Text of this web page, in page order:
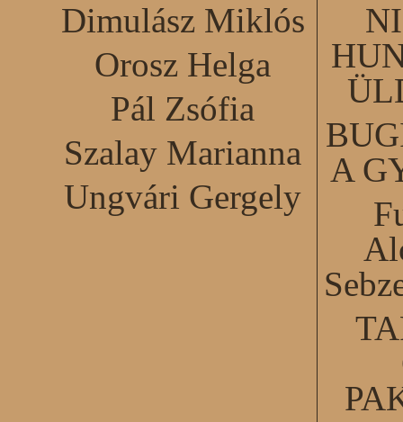
Dimulász Miklós
Orosz Helga
Pál Zsófia
Szalay Marianna
Ungvári Gergely
A